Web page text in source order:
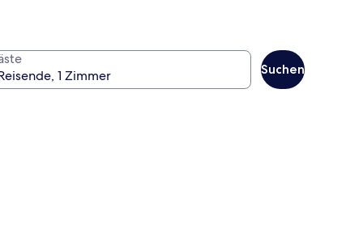
Suchen